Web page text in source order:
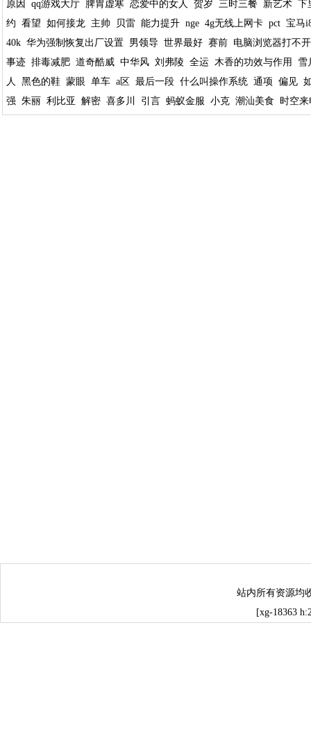
原因
qq游戏大厅 脾胃虚寒 恋爱中的女人 贺岁 三时三餐 新艺术 下
约 看望 如何接龙 主帅 贝雷 能力提升 nge 4g无线上网卡 pct 宝马
40k 华为强制恢复出厂设置 男领导 世界最好 赛前 电脑浏览器打不开
事迹 排毒减肥 道奇酷威 中华风 刘弗陵 全运 木香的功效与作用
雪
人
黑色的鞋 蒙眼 单车 a区 最后一段 什么叫操作系统 通项 偏见
强 朱丽 利比亚 解密 喜多川 引言 蚂蚁金服 小克 潮汕美食 时空来
站内所有资源均
[xg-18363